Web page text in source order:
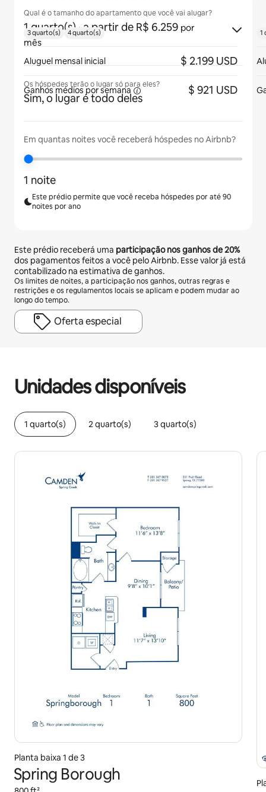
Qual é o tamanho do apartamento que você vai alugar?
1 quarto(s) · a partir de R$ 6.259 por
mês
Os hóspedes terão o lugar só para eles?
Sim, o lugar é todo deles
Em quantas noites você receberá hóspedes no Airbnb?
1 noite
Este prédio permite que você receba hóspedes por até 90
noites por ano
Este prédio receberá uma participação nos ganhos de20%
dos pagamentos feitos a você pelo Airbnb. Esse valor já está
contabilizado na estimativa de ganhos.
Os limites de noites, a participação nos ganhos, outras regras e
restrições e os regulamentos locais se aplicam e podem mudar ao
longo do tempo.
Oferta especial
Unidades disponíveis
1 quarto(s) 2 quarto(s) 3 quarto(s)
Planta baixa 1 de 3
Spring Borough
3 quarto(s) 4 quarto(s)
Aluguel mensal inicial $ 2.199 USD
Ganhos médiospor semana $ 921 USD
1